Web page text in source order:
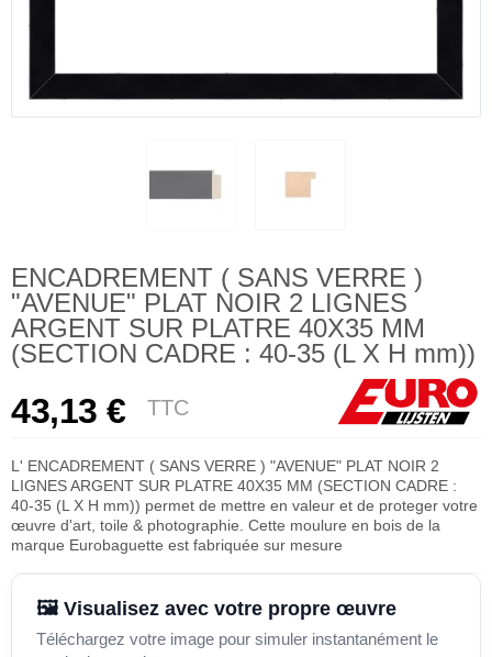
ENCADREMENT ( SANS VERRE )
"AVENUE" PLAT NOIR 2 LIGNES
ARGENT SUR PLATRE 40X35 MM
(SECTION CADRE : 40-35 (L X H mm))
43,13 € TTC
L' ENCADREMENT ( SANS VERRE ) "AVENUE" PLAT NOIR 2
LIGNES ARGENT SUR PLATRE 40X35 MM (SECTION CADRE :
40-35 (L X H mm)) permet de mettre en valeur et de proteger votre
œuvre d'art, toile & photographie. Cette moulure en bois de la
marque Eurobaguette est fabriquée sur mesure
🖼️ Visualisez avec votre propre œuvre
Téléchargez votre image pour simuler instantanément le